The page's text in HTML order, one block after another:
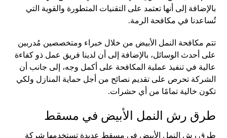
بالإضافة إلى أنها تعتمد على التقنيات المتطورة والقوية التي
تُساعدنا في مكافحة الرمة.
تتم مكافحة النمل الأبيض من خلال خبراء ومتخصصين مُدربين
على أحدث الوسائل، بالإضافة إلى أن لدينا فريق عمل ذو كفاءة
عالية في تنفيذ عملية المكافحة على أكمل وجه، إلى جانب أن
الشركة تحرص على تقديم نصائح من أجل حماية المنازل ولكي
تكون خالية تمامًا من أي حشرات.
طرق رش النمل الأبيض في مسقط
طرق رش النمل الأبيض في مسقط عديدة تستخدمها شركة